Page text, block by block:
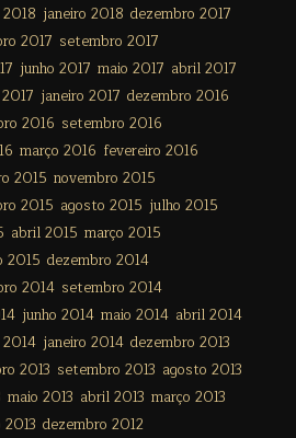
janeiro 2018 dezembro 2017
2017 setembro 2017
junho 2017 maio 2017 abril 2017
janeiro 2017 dezembro 2016
2016 setembro 2016
março 2016 fevereiro 2016
2015 novembro 2015
2015 agosto 2015 julho 2015
abril 2015 março 2015
2015 dezembro 2014
2014 setembro 2014
junho 2014 maio 2014 abril 2014
janeiro 2014 dezembro 2013
2013 setembro 2013 agosto 2013
maio 2013 abril 2013 março 2013
dezembro 2012